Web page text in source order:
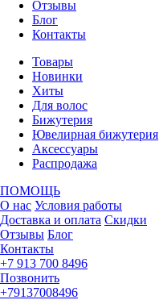
Отзывы
Блог
Контакты
Товары
Новинки
Хиты
Для волос
Бижутерия
Ювелирная бижутерия
Аксессуары
Распродажа
ПОМОЩЬ
О нас Условия работы
Доставка и оплата Скидки
Отзывы Блог
Контакты
+7 913 700 8496
Позвонить
+79137008496